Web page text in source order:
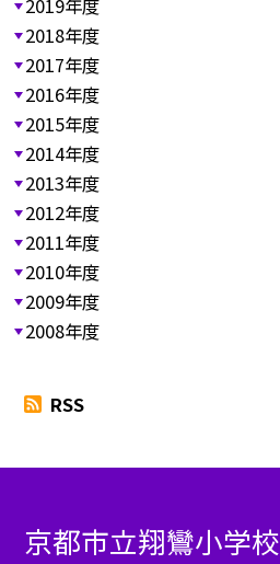
2019年度
2018年度
2017年度
2016年度
2015年度
2014年度
2013年度
2012年度
2011年度
2010年度
2009年度
2008年度
RSS
京都市立翔鸞小学校